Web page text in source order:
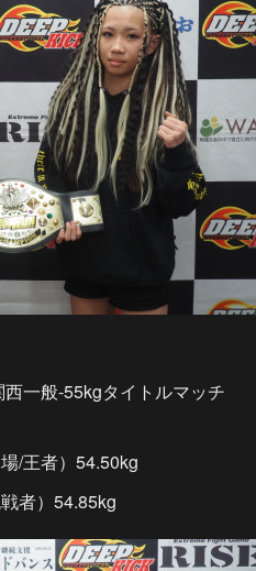
一般-55kgタイトルマッチ
/王者）54.50kg
者）54.85kg